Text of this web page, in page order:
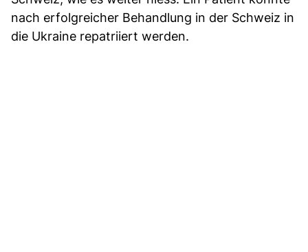
nach erfolgreicher Behandlung in der Schweiz in
die Ukraine repatriiert werden.